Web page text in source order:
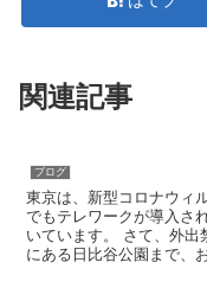
関連記事
ブログ
東京は、新型コロナウィ
でもテレワークが導入さ
いています。 さて、外出
にある日比谷公園まで、